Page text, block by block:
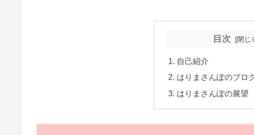
目次
自己紹介
はりまさんぽのブロ
はりまさんぽの展望